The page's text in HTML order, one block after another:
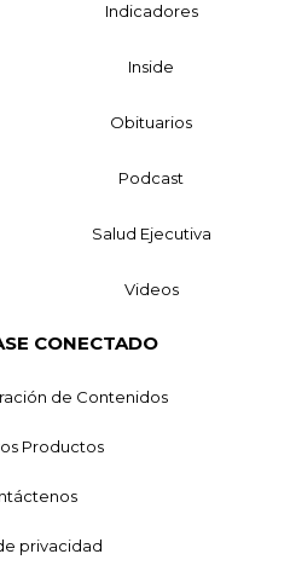
Indicadores
Inside
Obituarios
Podcast
Salud Ejecutiva
Videos
CONECTADO
de Contenidos
Productos
privacidad